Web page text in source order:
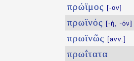
πρώϊμος [-ον]
πρωϊνός [-ή, -όν]
πρωϊνῶς [avv.]
πρωΐτατα